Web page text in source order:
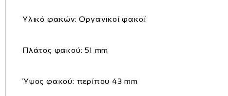
Υλικό φακών: Οργανικοί φακοί
Πλάτος φακού: 51 mm
Ύψος φακού: περίπου 43 mm